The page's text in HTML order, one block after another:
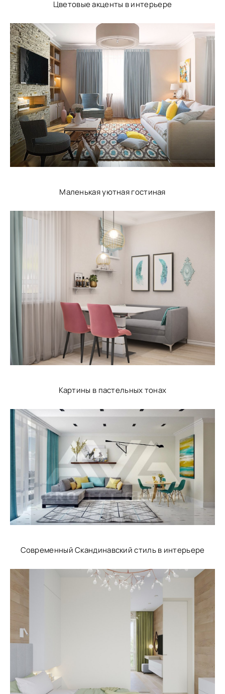
Цветовые акценты в интерьере
Маленькая уютная гостиная
Картины в пастельных тонах
Современный Скандинавский стиль в интерьере